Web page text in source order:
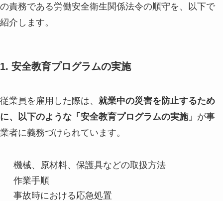
の責務である労働安全衛生関係法令の順守を、以下で
紹介します。
1. 安全教育プログラムの実施
従業員を雇用した際は、 就業中の災害を防止するため
に、以下のような「安全教育プログラムの実施」 が事
業者に義務づけられています。
機械、原材料、保護具などの取扱方法
作業手順
事故時における応急処置